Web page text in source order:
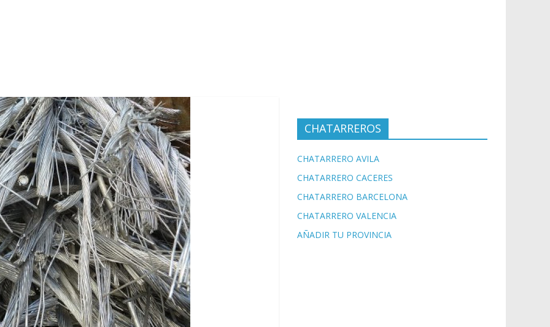
CHATARREROS
CHATARRERO AVILA
CHATARRERO CACERES
CHATARRERO BARCELONA
CHATARRERO VALENCIA
AÑADIR TU PROVINCIA